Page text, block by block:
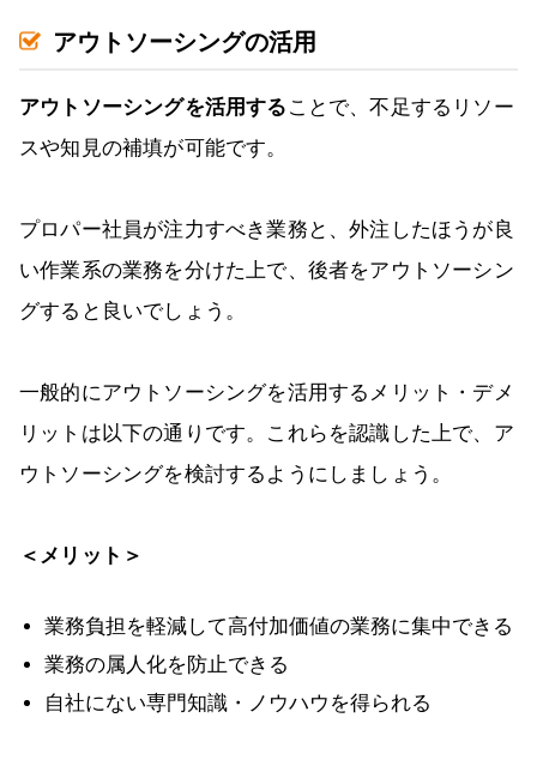
アウトソーシングの活用
アウトソーシングを活用する ことで、不足するリソー
スや知見の補填が可能です。
プロパー社員が注力すべき業務と、外注したほうが良
い作業系の業務を分けた上で、後者をアウトソーシン
グすると良いでしょう。
一般的にアウトソーシングを活用するメリット・デメ
リットは以下の通りです。これらを認識した上で、ア
ウトソーシングを検討するようにしましょう。
＜メリット＞
業務負担を軽減して高付加価値の業務に集中できる
業務の属人化を防止できる
自社にない専門知識・ノウハウを得られる